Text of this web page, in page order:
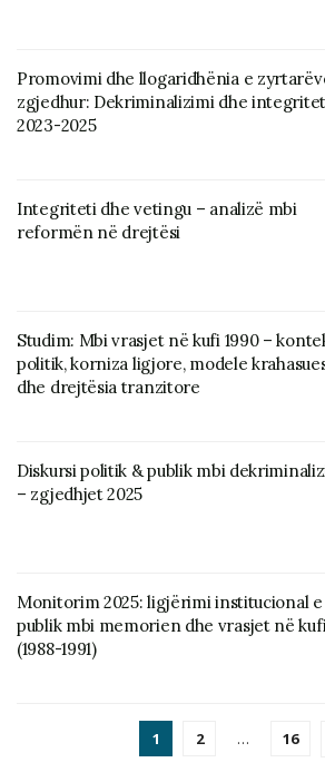
Promovimi dhe llogaridhënia e
zgjedhur: Dekriminalizimi dhe
2023-2025
Integriteti dhe vetingu – analizë mbi
reformën në drejtësi
Studim: Mbi vrasjet në kufi 1990 –
politik, korniza ligjore, modele
dhe drejtësia tranzitore
Diskursi politik & publik mbi
– zgjedhjet 2025
Monitorim 2025: ligjërimi institucional e
publik mbi memorien dhe vrasjet në kufi
(1988-1991)
1 2 … 16